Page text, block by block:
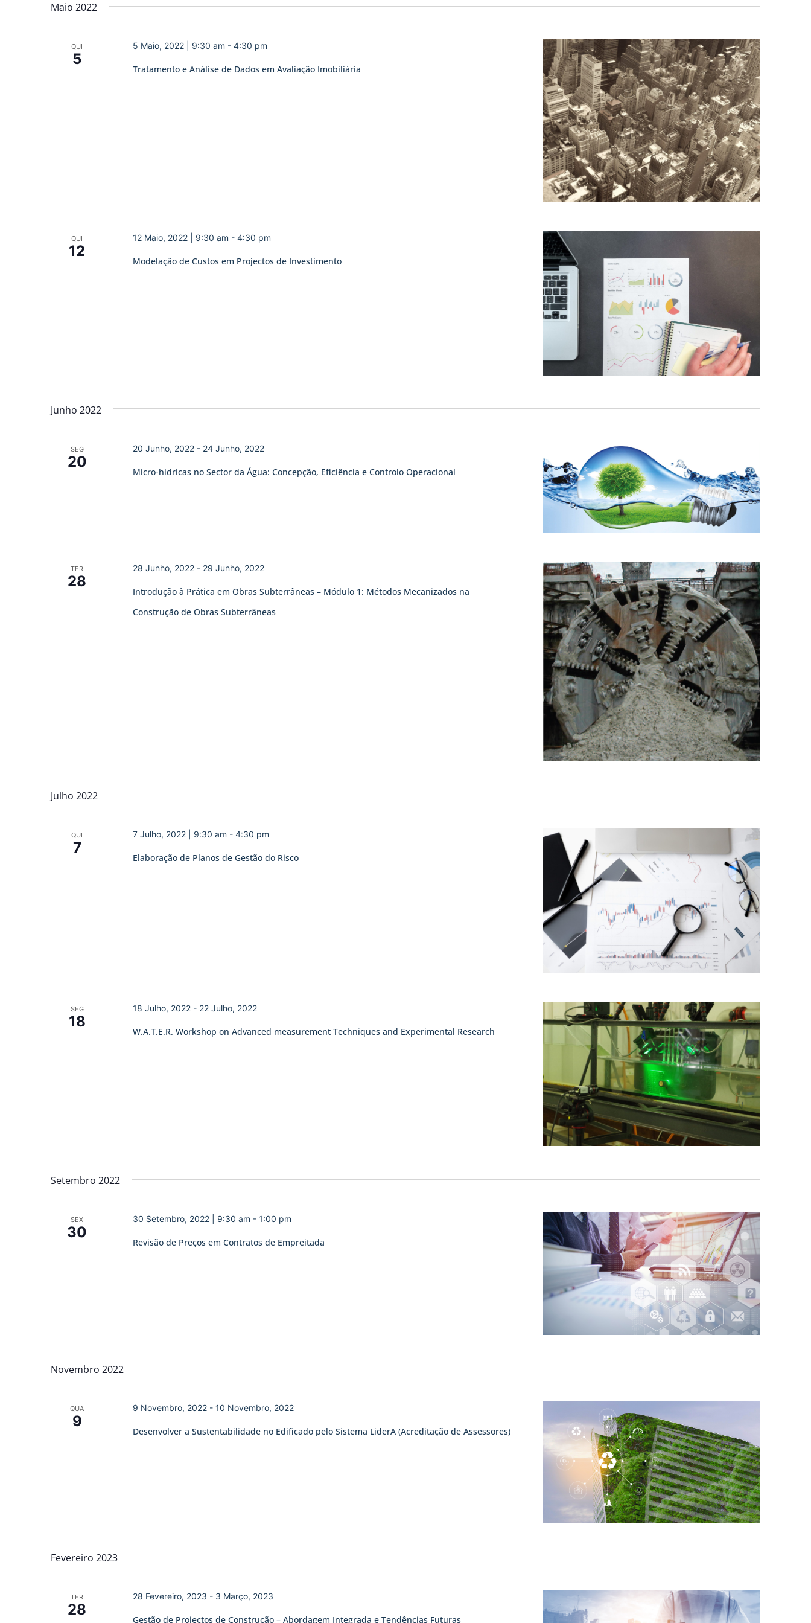
Eventos
Maio 2022
QUI
5
Tratamento e Análise de Dados em Avaliação Imobiliária
5 Maio, 2022 | 9:30 am - 4:30 pm
QUI
12
Modelação de Custos em Projectos de Investimento
12 Maio, 2022 | 9:30 am - 4:30 pm
Junho 2022
SEG
20
Micro-hídricas no Sector da Água: Concepção, Eficiência e Controlo Operacional
20 Junho, 2022- 24 Junho, 2022
TER
28
Introdução à Prática em Obras Subterrâneas – Módulo 1: Métodos Mecanizados na
Construção de Obras Subterrâneas
28 Junho, 2022- 29 Junho, 2022
Julho 2022
QUI
7
Elaboração de Planos de Gestão do Risco
7 Julho, 2022 | 9:30 am - 4:30 pm
SEG
18
W.A.T.E.R. Workshop on Advanced measurement Techniques and Experimental Research
18 Julho, 2022- 22 Julho, 2022
Setembro 2022
SEX
30
Revisão de Preços em Contratos de Empreitada
30 Setembro, 2022 | 9:30 am - 1:00 pm
Novembro 2022
QUA
9
Desenvolver a Sustentabilidade no Edificado pelo Sistema LiderA (Acreditação de Assessores)
9 Novembro, 2022- 10 Novembro, 2022
Fevereiro 2023
TER
28
Gestão de Projectos de Construção – Abordagem Integrada e Tendências Futuras
28 Fevereiro, 2023 - 3 Março, 2023